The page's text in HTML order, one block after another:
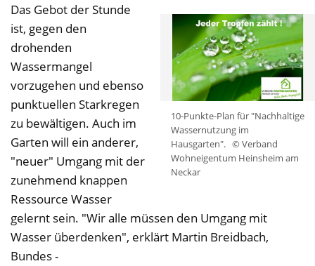
10-Punkte-Plan für "Nachhaltige
Wassernutzung im
Hausgarten". © Verband
Wohneigentum Heinsheim am
Neckar
Das Gebot der Stunde
ist, gegen den
drohenden
Wassermangel
vorzugehen und ebenso
punktuellen Starkregen
zu bewältigen. Auch im
Garten will ein anderer,
"neuer" Umgang mit der
zunehmend knappen
Ressource Wasser
gelernt sein. "Wir alle müssen den Umgang mit
Wasser überdenken", erklärt Martin Breidbach,
Bundes -